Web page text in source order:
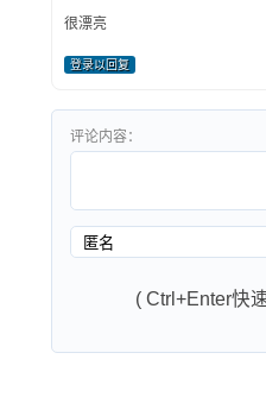
很漂亮
登录以回复
评论内容：
( Ctrl+Enter快